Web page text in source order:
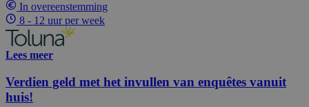
In overeenstemming
8 - 12 uur per week
Lees meer
Verdien geld met het invullen van enquêtes vanuit
huis!